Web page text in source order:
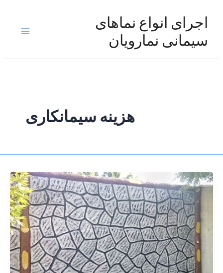
اجرای انواع نماهای
سیمانی نمارویان
Main
هزینه سیمانکاری